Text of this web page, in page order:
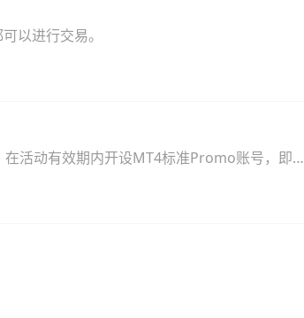
以进行交易。
活动有效期内开设MT4标准Promo账号，即可